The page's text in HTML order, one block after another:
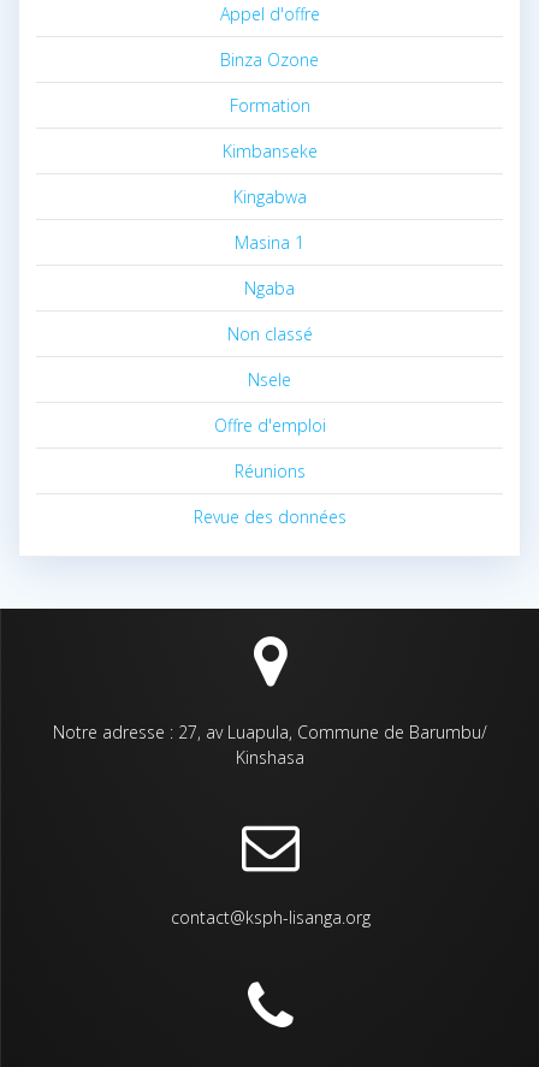
Appel d'offre
Binza Ozone
Formation
Kimbanseke
Kingabwa
Masina 1
Ngaba
Non classé
Nsele
Offre d'emploi
Réunions
Revue des données
Notre adresse : 27, av Luapula, Commune de Barumbu/
Kinshasa
contact@ksph-lisanga.org